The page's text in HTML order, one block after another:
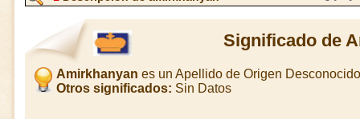
Significado de
Amirkhanyan es un Apellido de Origen
Otros significados: Sin Datos